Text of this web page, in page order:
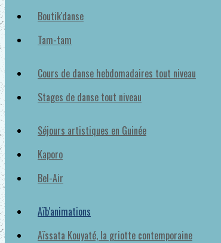
Boutik'danse
Tam-tam
Cours de danse hebdomadaires tout niveau
Stages de danse tout niveau
Séjours artistiques en Guinée
Kaporo
Bel-Air
Aïb'animations
Aïssata Kouyaté, la griotte contemporaine